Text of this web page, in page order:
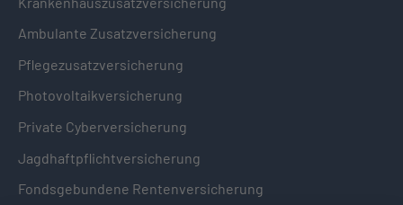
Ambulante Zusatzversicherung
Pflegezusatzversicherung
Photovoltaikversicherung
Private Cyberversicherung
Jagdhaftpflichtversicherung
Fondsgebundene Rentenversicherung